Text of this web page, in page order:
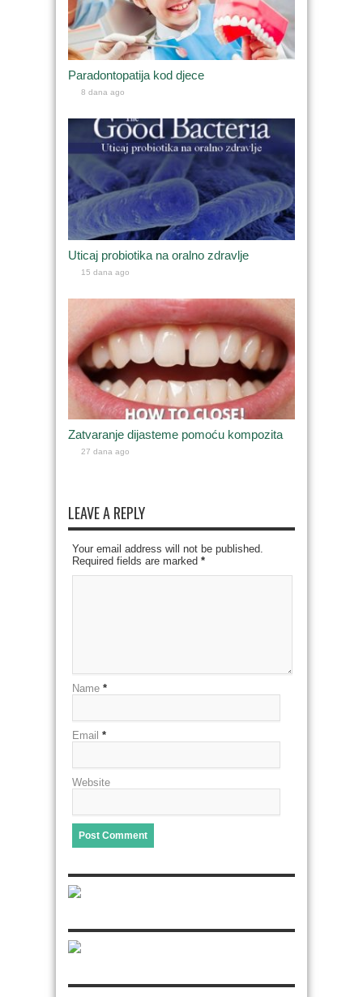
Paradontopatija kod djece
8 dana ago
Uticaj probiotika na oralno zdravlje
15 dana ago
Zatvaranje dijasteme pomoću kompozita
27 dana ago
LEAVE A REPLY
Your email address will not be published.
Required fields are marked *
Name *
Email *
Website